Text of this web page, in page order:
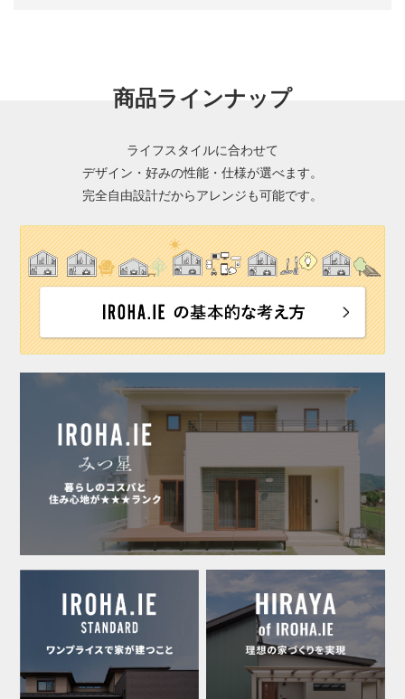
商品ラインナップ
ライフスタイルに合わせて
デザイン・好みの性能・仕様が選べます。
完全自由設計だからアレンジも可能です。